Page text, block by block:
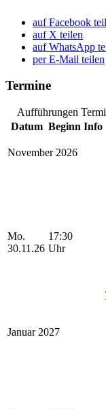
auf Facebook
auf X teilen
auf WhatsApp
per E-Mail teilen
Termine
Aufführungen
Datum Beginn Info
November 2026
Mo.
30.11.26
17:30
Uhr
Januar 2027